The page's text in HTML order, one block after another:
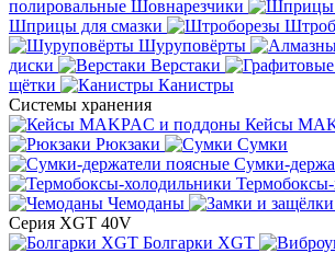
полировальные Шовнарезчики
Шприцы для смазки
Шуруповёрты
диски
Верстаки
щётки
Канистры
Системы хранения
Кейсы
Рюкзаки
Сумки
Сумки-
Чемоданы
Серия XGT 40V
Болгарки XGT